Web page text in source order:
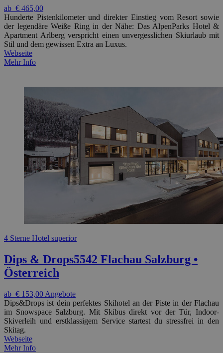
ab € 465,00
Hunderte Pistenkilometer und direkter Einstieg vom Resort sowie
der legendäre Weiße Ring in der Nähe: Das AlpenParks Hotel &
Apartment Arlberg verspricht einen unvergesslichen Skiurlaub mit
Stil und dem gewissen Extra an Luxus.
Webseite
Mehr Info
4 Sterne Hotel superior
Dips & Drops5542 Flachau Salzburg •
Österreich
ab € 153,00 Angebote
Dips&Drops ist dein perfektes Skihotel an der Piste in der Flachau
im Snowspace Salzburg. Mit Skibus direkt vor der Tür, Indoor-
Skiverleih und erstklassigem Service startest du stressfrei in den
Skitag.
Webseite
Mehr Info